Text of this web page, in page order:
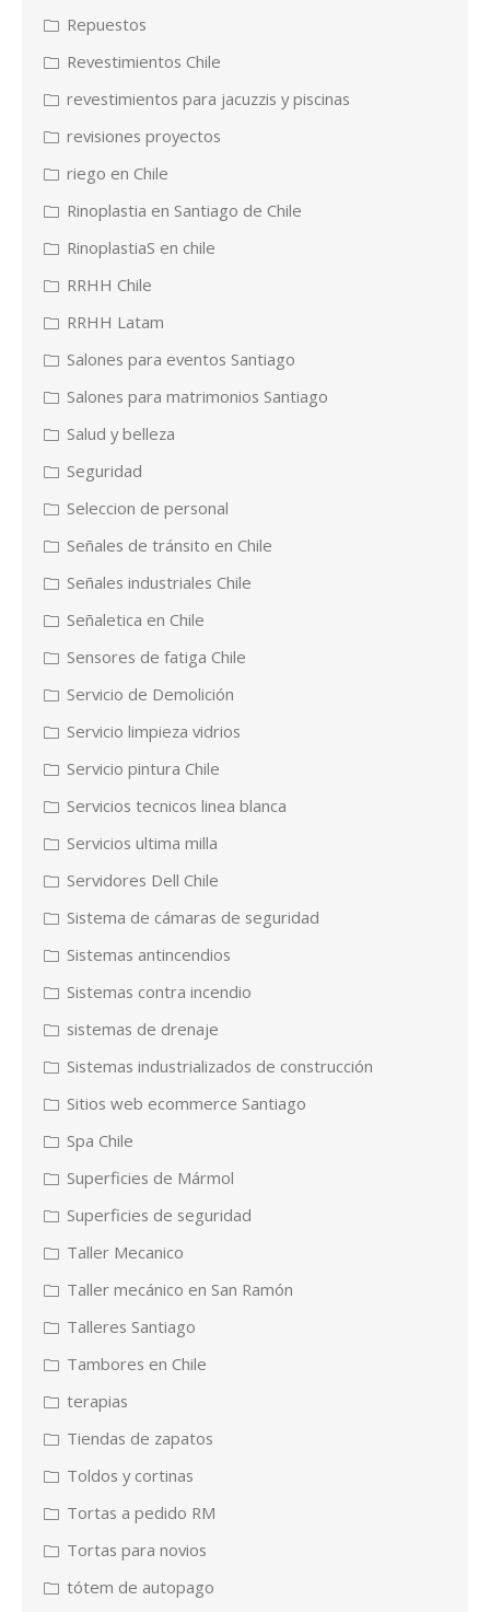
Repuestos
Revestimientos Chile
revestimientos para jacuzzis y piscinas
revisiones proyectos
riego en Chile
Rinoplastia en Santiago de Chile
RinoplastiaS en chile
RRHH Chile
RRHH Latam
Salones para eventos Santiago
Salones para matrimonios Santiago
Salud y belleza
Seguridad
Seleccion de personal
Señales de tránsito en Chile
Señales industriales Chile
Señaletica en Chile
Sensores de fatiga Chile
Servicio de Demolición
Servicio limpieza vidrios
Servicio pintura Chile
Servicios tecnicos linea blanca
Servicios ultima milla
Servidores Dell Chile
Sistema de cámaras de seguridad
Sistemas antincendios
Sistemas contra incendio
sistemas de drenaje
Sistemas industrializados de construcción
Sitios web ecommerce Santiago
Spa Chile
Superficies de Mármol
Superficies de seguridad
Taller Mecanico
Taller mecánico en San Ramón
Talleres Santiago
Tambores en Chile
terapias
Tiendas de zapatos
Toldos y cortinas
Tortas a pedido RM
Tortas para novios
tótem de autopago